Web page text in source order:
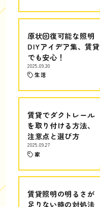
原状回復可能な照明
DIYアイデア集、賃貸
でも安心！
2025.09.30
生活
賃貸でダクトレール
を取り付ける方法、
注意点と選び方
2025.09.27
家
賃貸照明の明るさが
足りない時の対処法